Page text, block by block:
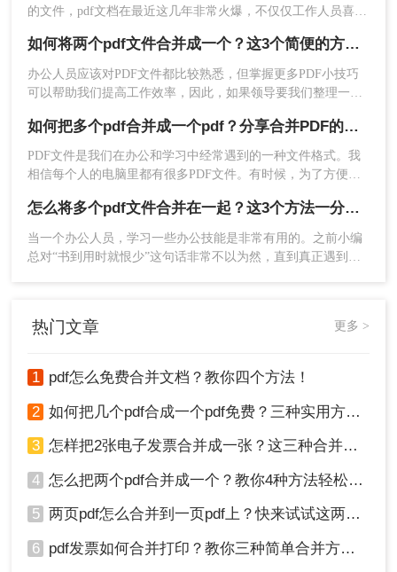
3、上传需要合并的PDF文件，然后点击开始转换即
可。
4、合并成功，点击立即下载就完成了。
度和结果。
方法三：使用专业PDF编辑软件
桌面PDF编辑器提供了更多的编辑功能，适合需要
的文件，pdf文档在最近这几年非常火爆，不仅仅工作人员喜欢
档的时候，我们会把不同的文件保存到多个pdf文档中，不过文
件内容分散了也会遇到一些问题，这时我们可以把pdf文档合并
到一起，那么两个pdf怎么合并成一个呢？
如何将两个pdf文件合并成一个？这3个简便的方法，一看就会！
办公人员应该对PDF文件都比较熟悉，但掌握更多PDF小技巧
可以帮助我们提高工作效率，因此，如果领导要我们整理一些
些材料整合起来。将两个pdf文件合并成一个是需要使用的操
作，目前仍有许多人工手动进行合并，但为了提高我们的效
率，小编今天分享如何将两个pdf文件合并成一个的方法。
如何把多个pdf合并成一个pdf？分享合并PDF的三个方法！
PDF文件是我们在办公和学习中经常遇到的一种文件格式。我
相信每个人的电脑里都有很多PDF文件。有时候，为了方便文
PDF文件合并在一起。那么，如何把多个pdf合并成一个pdf
呢？下面将分享三种简单易操作的方法。让我们来看看。
怎么将多个pdf文件合并在一起？这3个方法一分钟就能搞定！太好用了
当一个办公人员，学习一些办公技能是非常有用的。之前小编
总对“书到用时就恨少”这句话非常不以为然，直到真正遇到的
并在一起。
热门文章 更多 >
1 pdf怎么免费合并文档？教你四个方法！
2 如何把几个pdf合成一个pdf免费？三种实用方法分享！
3 怎样把2张电子发票合并成一张？这三种合并方法学习一下!
4 怎么把两个pdf合并成一个？教你4种方法轻松完成合并！
5 两页pdf怎么合并到一页pdf上？快来试试这两种方法吧！
6 pdf发票如何合并打印？教你三种简单合并方法！